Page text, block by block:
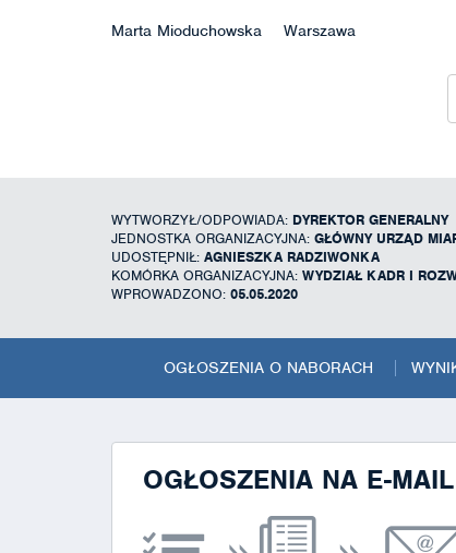
Marta Mioduchowska Warszawa
WYTWORZYŁ/ODPOWIADA: DYREKTOR GENERALNY
JEDNOSTKA ORGANIZACYJNA: GŁÓWNY URZĄD
UDOSTĘPNIŁ: AGNIESZKA RADZIWONKA
KOMÓRKA ORGANIZACYJNA: WYDZIAŁ KADR I
WPROWADZONO: 05.05.2020
OGŁOSZENIA O NABORACH
OGŁOSZENIA NA E-MAIL